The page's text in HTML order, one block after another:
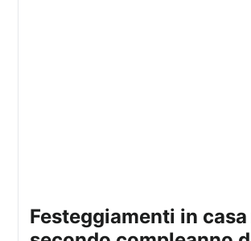
Festeggiamenti in casa reale: il